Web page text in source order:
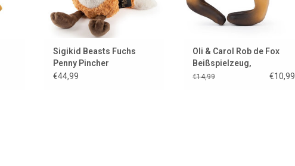
Sigikid Beasts Fuchs
Penny Pincher
€44,99
Oli & Carol Rob de Fox
Beißspielzeug,
Badespielzeug und
€14,99 €10,99